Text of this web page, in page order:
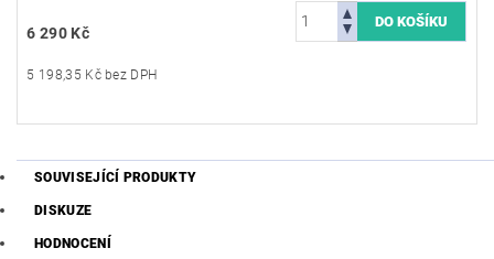
6 290 Kč
5 198,35 Kč bez DPH
SOUVISEJÍCÍ PRODUKTY
DISKUZE
HODNOCENÍ